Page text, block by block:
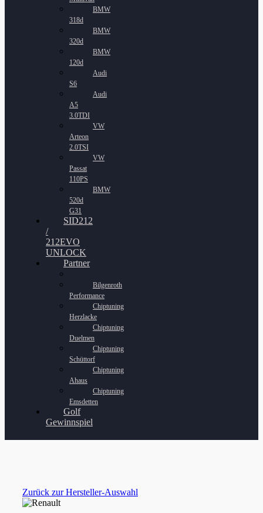
BMW
318d
BMW
320d
BMW
120d
Audi
S6
Audi
A5
3.0TDI
VW
Arteon
2.0TSI
VW
Passat
110PS
BMW
520d
G31
SID212
/
212EVO
UNLOCK
Partner
Bilgenroth
Performance
Chiptuning
Herzlacke
Chiptuning
Duelmen
Chiptuning
Schüttorf
Chiptuning
Ahaus
Chiptuning
Emsdetten
Golf
Gewinnspiel
Zurück zur Hersteller-Auswahl